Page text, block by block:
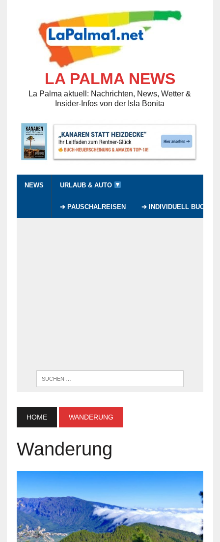
LA PALMA NEWS
La Palma aktuell: Nachrichten, News, Wetter &
Insider-Infos von der Isla Bonita
NEWS URLAUB & AUTO
➔ PAUSCHALREISEN ➔ INDIVIDUELL BUCHEN
HOME WANDERUNG
Wanderung